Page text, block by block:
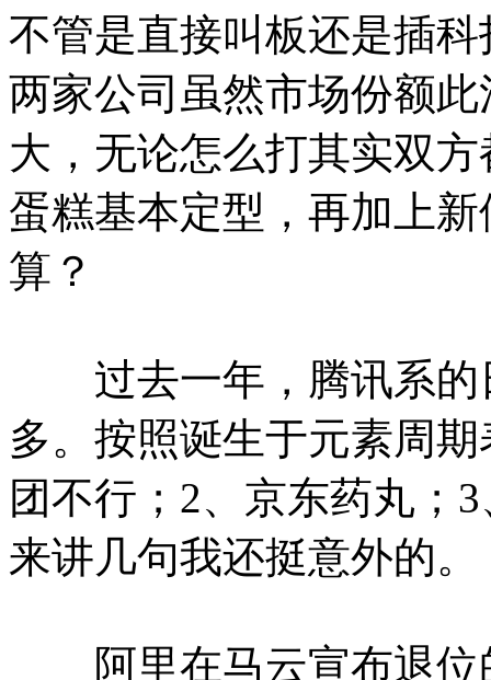
不管是直接叫板还是插
两家公司虽然市场份额
大，无论怎么打其实双
蛋糕基本定型，再加上
算？
过去一年，腾讯系的
多。按照诞生于元素周
团不行；2、京东药丸；
来讲几句我还挺意外的。
阿里在马云宣布退位